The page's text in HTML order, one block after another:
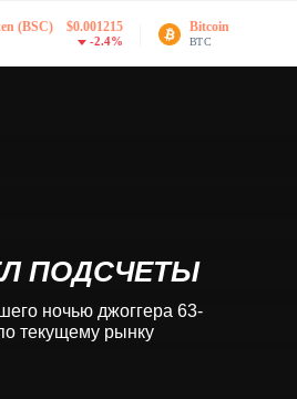
$0.001215
-2.4%
Bitcoin
BTC
ПОДСЧЕТЫ
ночью джоггера 63-
текущему рынку